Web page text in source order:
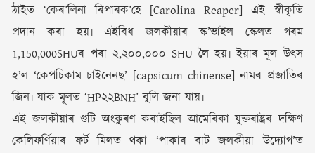
ঠাইত ‘কেৰ’লিনা ৰিপাৰক’হে [Carolina Reaper] এই স্বীকৃতি
প্ৰদান কৰা হয়৷ এইবিধ জলকীয়াৰ স্ক’ভাইল স্কেলত গৰম
1,150,000SHUৰ পৰা ২,২০০,০০০ SHU লৈ হয়৷ ইয়াৰ মূল উৎস
হ’ল ‘কেপচিকাম চাইনেনছ’ [capsicum chinense] নামৰ প্ৰজাতিৰ
জিন৷ যাক মূলত ‘HP২২BNH’ বুলি জনা যায়৷
এই জলকীয়াৰ গুটি অংকুৰণ কৰাইছিল আমেৰিকা যুক্তৰাষ্ট্ৰৰ দক্ষিণ
কেলিফৰ্ণিয়াৰ ফৰ্ট মিলত থকা ‘পাকাৰ বাট জলকীয়া উদ্যোগ’ত